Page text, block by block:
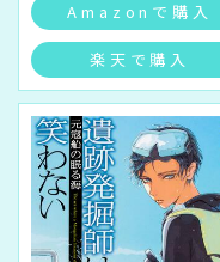
Amazonで購入
楽天で購入